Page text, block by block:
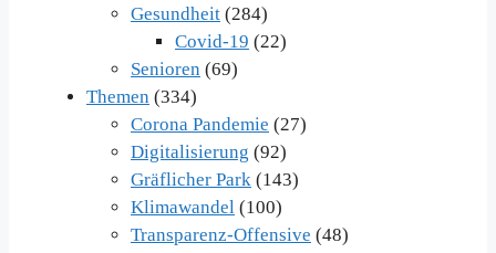
Gesundheit (284)
Covid-19 (22)
Senioren (69)
Themen (334)
Corona Pandemie (27)
Digitalisierung (92)
Gräflicher Park (143)
Klimawandel (100)
Transparenz-Offensive (48)